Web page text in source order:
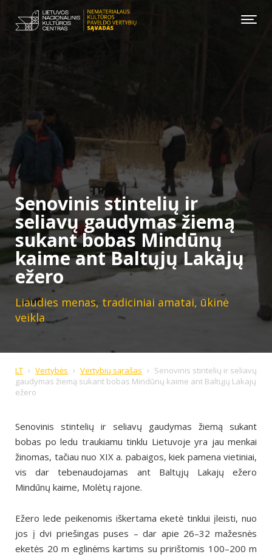
Senovinis stintelių ir
seliavų gaudymas žiemą
sukant bobas Mindūnų
kaime ant Baltųjų Lakajų
ežero
Liaudies menas, tradiciniai amatai, ūkinė
veikla
LT Vertybės Vertybių sąrašas
Senovinis stintelių ir seliavų
gaudymas žiemą sukant bobas Mindūnų kaime ant Baltųjų Lakajų
ežero
Senovinis stintelių ir seliavų gaudymas žiemą sukant
bobas po ledu traukiamu tinklu Lietuvoje yra jau menkai
žinomas, tačiau nuo XIX a. pabaigos, kiek pamena vietiniai,
vis dar tebenaudojamas ant Baltųjų Lakajų ežero
Mindūnų kaime, Molėtų rajone.
Ežero lede peikenomis iškertama eketė tinklui įleisti, nuo
jos į dvi priešingas puses – dar apie 26–32 mažesnės
eketės 20 m eglinėms kartims su pririštomis 100–200 m